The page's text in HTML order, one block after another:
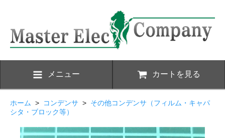
メニュー カートを見る
ホーム > コンデンサ > その他コンデンサ（フィルム・キャパ
シタ・ブロック等）